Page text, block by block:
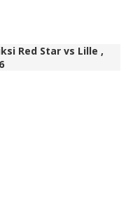
Red Star vs Lille ,